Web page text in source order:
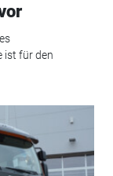
ist für den